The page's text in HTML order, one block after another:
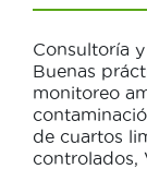
Consultoría
Buenas
monitoreo
de cuartos
controlados,